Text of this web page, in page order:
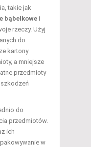
takie jak
bąbelkowei
rzeczy. Użyj
do
kartony
a mniejsze
przedmioty
do
przedmiotów.
ich
w